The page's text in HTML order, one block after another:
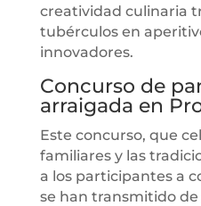
creatividad culinaria
tubérculos en
innovadores.
Concurso de
arraigada en
Este concurso, que
familiares y las
a los participantes a
se han transmitido